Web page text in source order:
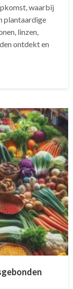
waarbij
plantaardige
linzen,
ontdekt en